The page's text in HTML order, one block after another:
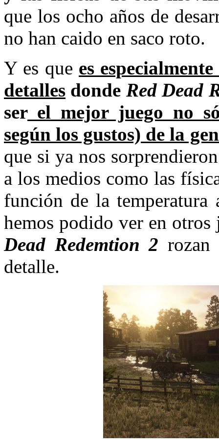
que los ocho años de
no han caido en saco roto.
Y es que es
detalles donde Red Dead
serel mejor juego no
según los gustos) de la
que si ya nos
a los medios como las
función de la temperatura
hemos podido ver en
Dead Redemtion 2
detalle.